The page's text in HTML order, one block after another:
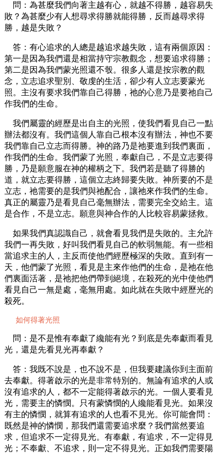
問：為甚麼我們向著主越有心，就越不得勝，越容易失
敗？為甚麼少有人想尋求得勝就能得勝，反而越尋求得
勝，越是失敗？
答：有心追求的人總是越追求越失敗，這有兩個原因：
第一是因為我們還是相當持守宗教觀念，想要追求得勝；
第二是因為我們蒙光照還不彀。很多人還是按宗教的觀
念，立志追求聖別、敬虔的生活，卻少有人立志要蒙光
照。主沒有要求我們靠自己得勝，祂的心意乃是要祂自己
作我們的生命。
我們屬靈的經歷是出自主的光照，使我們看見自己一點
辦法都沒有。我們這個人靠自己根本沒有辦法，神也不要
我們靠自己立志而得勝。神的路乃是祂要進到我們裏面，
作我們的生命。我們蒙了光照，奉獻自己，不是立志要得
勝，乃是願意服在神的權柄之下。我們若是聽了得勝的
道，就立志要得勝，這個立志終歸要失敗。神所要的不是
立志，祂需要的是我們與祂配合，讓祂來作我們的生命。
真正的屬靈乃是看見自己毫無辦法，需要完全交給主。這
是合作，不是立志。願意與神合作的人比較容易蒙拯救。
如果我們真認識自己，就會看見我們是失敗的。主允許
我們一再失敗，好叫我們看見自己的軟弱無能。有一些相
當追求主的人，主反而使他們經歷極深的失敗。直到有一
天，他們蒙了光照，看見是主來作他們的生命，是祂在他
們裏面活著，是祂把他們帶到絕境，在殺死的光中使他們
看見自己一無是處，毫無用處。如此就在失敗中經歷光的
殺死。
如何得著光照
問：是不是惟有奉獻了纔能有光？到底是先奉獻而看見
光，還是先看見光再奉獻？
答：我既不說是，也不說不是，但我要建議你到主面前
去奉獻。得著啟示的光是非常特別的。無論有追求的人或
沒有追求的人，都不一定能得著啟示的光。一個人要看見
光，需要主的憐憫。只有蒙憐憫的人纔能看見光。如果沒
有主的憐憫，就算有追求的人也看不見光。你可能會問：
既然是神的憐憫，那我們還需要追求麼？我們當然要追
求，但追求不一定得見光。有奉獻，有追求，不一定得見
光；不奉獻、不追求，則一定不得見光。正如我們需要陽